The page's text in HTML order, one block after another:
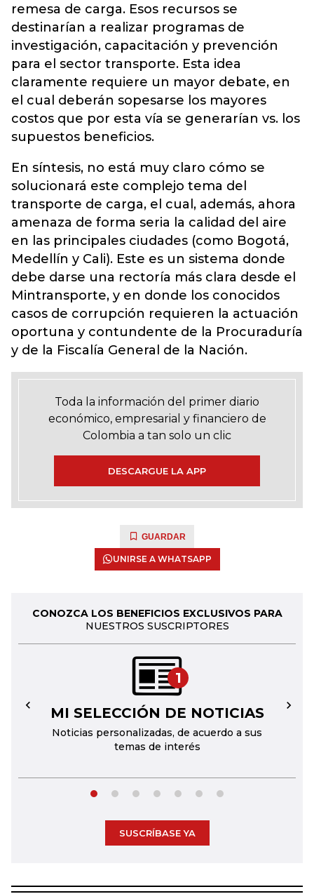
remesa de carga. Esos recursos se
destinarían a realizar programas de
investigación, capacitación y prevención
para el sector transporte. Esta idea
claramente requiere un mayor debate, en
el cual deberán sopesarse los mayores
costos que por esta vía se generarían vs. los
supuestos beneficios.
En síntesis, no está muy claro cómo se
solucionará este complejo tema del
transporte de carga, el cual, además, ahora
amenaza de forma seria la calidad del aire
en las principales ciudades (como Bogotá,
Medellín y Cali). Este es un sistema donde
debe darse una rectoría más clara desde el
Mintransporte, y en donde los conocidos
casos de corrupción requieren la actuación
oportuna y contundente de la Procuraduría
y de la Fiscalía General de la Nación.
Toda la información del primer diario
económico, empresarial y financiero de
Colombia a tan solo un clic
DESCARGUE LA APP
GUARDAR
UNIRSE A WHATSAPP
CONOZCA LOS BENEFICIOS EXCLUSIVOS PARA
NUESTROS SUSCRIPTORES
1
MI SELECCIÓN DE NOTICIAS
Noticias personalizadas, de acuerdo a sus
temas de interés
← →
SUSCRÍBASE YA